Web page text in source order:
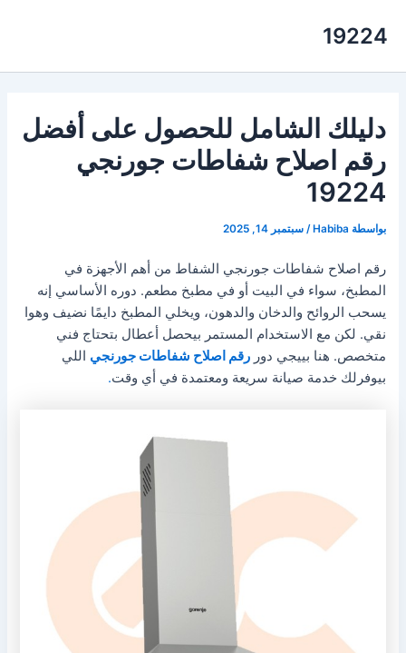
19224
دليلك الشامل للحصول على أفضل
رقم اصلاح شفاطات جورنجي
19224
بواسطة Habiba
/سبتمبر 14, 2025
رقم اصلاح شفاطات جورنجي الشفاط من أهم الأجهزة في
المطبخ، سواء في البيت أو في مطبخ مطعم. دوره الأساسي إنه
يسحب الروائح والدخان والدهون، ويخلي المطبخ دايمًا نضيف وهوا
نقي. لكن مع الاستخدام المستمر بيحصل أعطال بتحتاج فني
متخصص. هنا بييجي دوررقم اصلاح شفاطات جورنجي اللي
بيوفرلك خدمة صيانة سريعة ومعتمدة في أي وقت.